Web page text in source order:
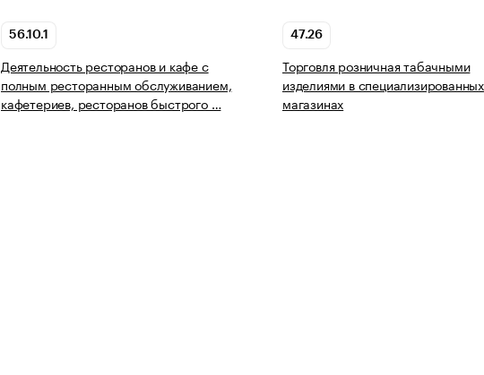
56.10.1
Деятельность ресторанов и кафе с
полным ресторанным обслуживанием,
кафетериев, ресторанов быстрого …
47.26
Торговля розничная табачными
изделиями в специализированных
магазинах